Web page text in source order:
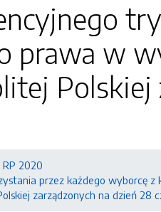
prawa w
2020
przez każdego wyborcę
zarządzonych na dzień 28